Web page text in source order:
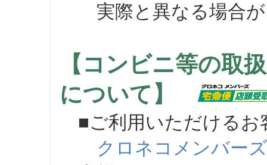
実際と異なる場合が
【コンビニ等の取
について】
■ご利用いただけるお
クロネコメンバーズ